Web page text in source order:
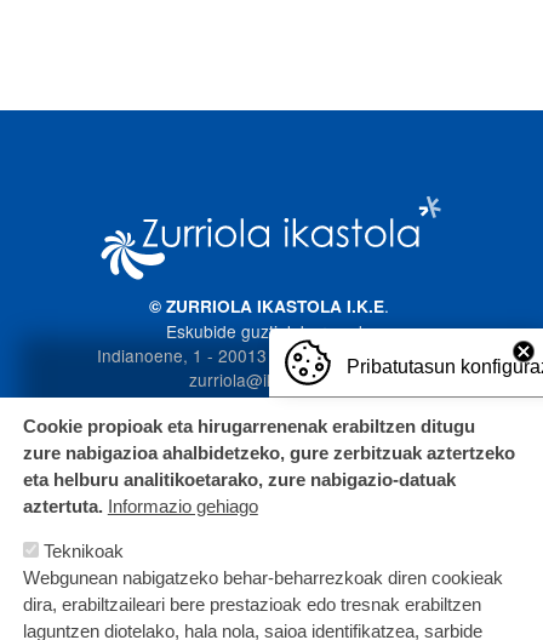
© ZURRIOLA IKASTOLA I.K.E.
Eskubide guztiak bere esku
Indianoene, 1 - 20013 Donostia. 943 272 587
zurriola@ikastola.eus
Pribatutasun
Cookie propioak eta hirugarrenenak erabiltzen ditugu
zure nabigazioa ahalbidetzeko, gure zerbitzuak aztertzeko
eta helburu analitikoetarako, zure nabigazio-datuak
aztertuta. Informazio gehiago
Teknikoak
Webgunean nabigatzeko behar-beharrezkoak diren cookieak
dira, erabiltzaileari bere prestazioak edo tresnak erabiltzen
laguntzen diotelako, hala nola, saioa identifikatzea, sarbide